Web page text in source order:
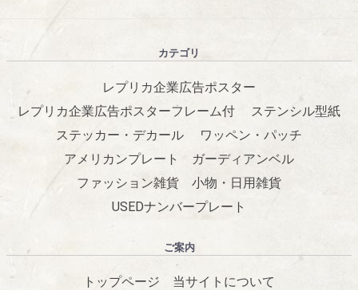
カテゴリ
レプリカ企業広告ポスター
レプリカ企業広告ポスターフレーム付
ステンシル型紙
ステッカー・デカール
ワッペン・パッチ
アメリカンプレート
ガーディアンベル
ファッション雑貨
小物・日用雑貨
USEDナンバープレート
ご案内
トップページ 当サイトについて